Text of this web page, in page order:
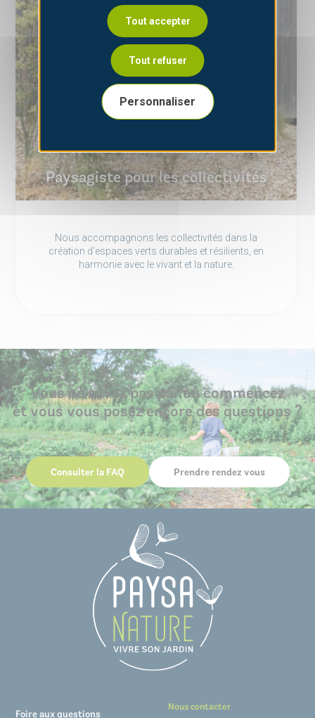
Paysagiste pour les collectivités
Nous accompagnons les collectivités dans la
création d'espaces verts durables et résilients, en
harmonie avec le vivant et la nature.
Vous ne savez pas par où commencez
et vous vous posez encore des questions ?
Consulter la FAQ Prendre rendez vous
Foire aux questions
Nous contacter
Tout accepter
Tout refuser
Personnaliser